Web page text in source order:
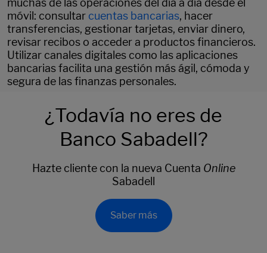
muchas de las operaciones del día a día desde el
móvil: consultar cuentas bancarias, hacer
transferencias, gestionar tarjetas, enviar dinero,
revisar recibos o acceder a productos financieros.
Utilizar canales digitales como las aplicaciones
bancarias facilita una gestión más ágil, cómoda y
segura de las finanzas personales.
¿Todavía no eres de
Banco Sabadell?
Hazte cliente con la nueva Cuenta Online
Sabadell
Saber más